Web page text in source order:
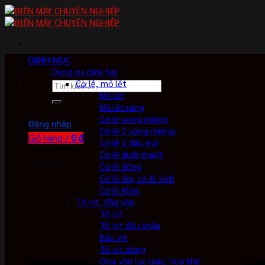
Skip
to
Tìm
kiếm:
Đăng nhập
Giỏ hàng / 0₫
DANH MỤC
Dụng cụ cầm tay
Cờ lê, mỏ lết
Mỏ lết
Mỏ lết răng
Cờ lê vòng miệng
Cờ lê 2 vòng miệng
Cờ lê 2 đầu mở
Cờ lê đuôi chuột
Cờ lê đóng
Cờ lê đai, cờ lê xích
Cờ lê khác
Tô vít, đầu vặn
Tô vít
Tô vít đầu khẩu
Đầu vít
Tô vít đóng
Chìa vặn lục giác, hoa khế